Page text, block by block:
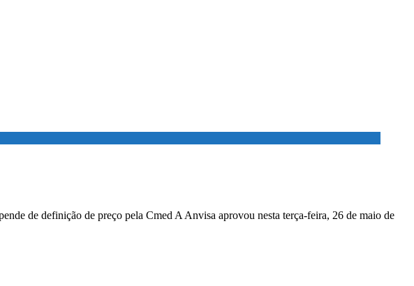
de definição de preço pela Cmed A Anvisa aprovou nesta terça-feira, 26 de maio de